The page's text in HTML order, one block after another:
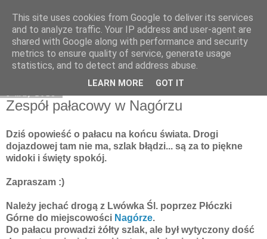
Moje miejsce
Zespół pałacowy w Nagórzu
Dziś opowieść o pałacu na końcu świata. Drogi
dojazdowej tam nie ma, szlak błądzi... są za to piękne
widoki i święty spokój.
Zapraszam :)
Należy jechać drogą z Lwówka Śl. poprzez Płóczki
Górne do miejscowości Nagórze.
Do pałacu prowadzi żółty szlak, ale był wytyczony dość
This site uses cookies from Google to deliver its services
and to analyze traffic. Your IP address and user-agent are
shared with Google along with performance and security
metrics to ensure quality of service, generate usage
statistics, and to detect and address abuse.
LEARN MORE GOT IT